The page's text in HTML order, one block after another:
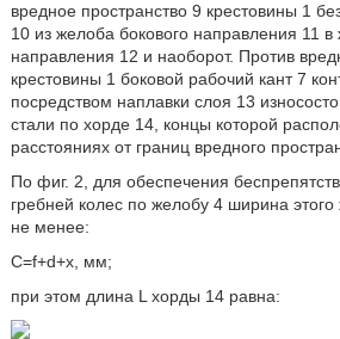
вредное пространство 9 крестовины 1
10 из желоба бокового направления 11
направления 12 и наоборот. Против
крестовины 1 боковой рабочий кант 7
посредством наплавки слоя 13
стали по хорде 14, концы которой
расстояниях от границ вредного
По фиг. 2, для обеспечения
гребней колес по желобу 4 ширина
не менее:
C=f+d+x, мм;
при этом длина L хорды 14 равна: